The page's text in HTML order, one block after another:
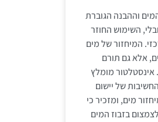
וההבנה הגוברת
השימוש החוזר
המיחזור של מים
אלא גם תורם
מומלץ
של יישום
מים, ומזכיר כי
בזבוז המים